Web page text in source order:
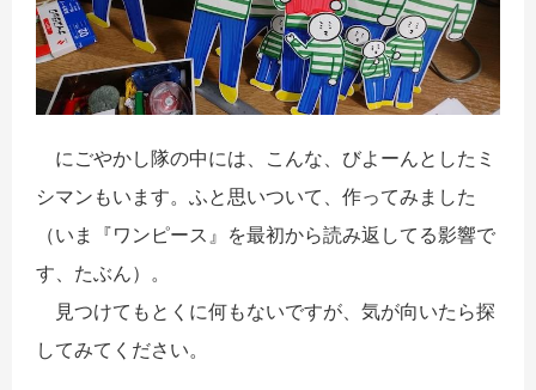
にごやかし隊の中には、こんな、びよーんとしたミ
シマンもいます。ふと思いついて、作ってみました
（いま『ワンピース』を最初から読み返してる影響で
す、たぶん）。
見つけてもとくに何もないですが、気が向いたら探
してみてください。